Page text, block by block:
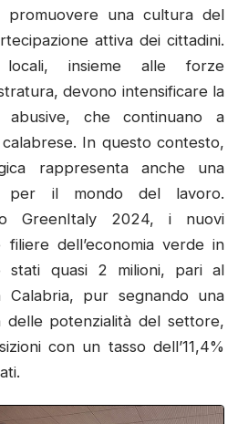
una cultura del
attiva dei cittadini.
locali, insieme alle forze
devono intensificare la
abusive, che continuano a
In questo contesto,
rappresenta anche una
per il mondo del lavoro.
GreenItaly 2024, i nuovi
dell’economia verde in
stati quasi 2 milioni, pari al
pur segnando una
delle potenzialità del settore,
con un tasso dell’11,4%